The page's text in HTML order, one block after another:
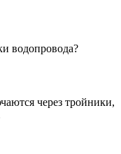
водопровода?
через тройники,